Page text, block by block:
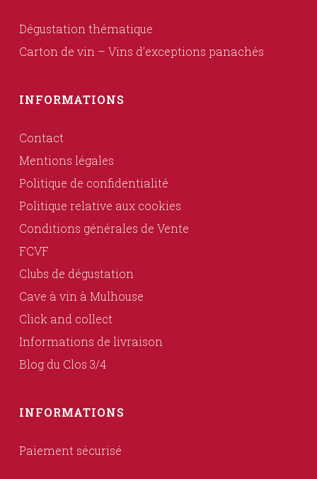
Dégustation thématique
Carton de vin – Vins d’exceptions panachés
INFORMATIONS
Contact
Mentions légales
Politique de confidentialité
Politique relative aux cookies
Conditions générales de Vente
FCVF
Clubs de dégustation
Cave à vin à Mulhouse
Click and collect
Informations de livraison
Blog du Clos 3/4
INFORMATIONS
Paiement sécurisé